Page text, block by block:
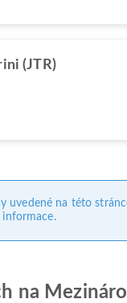
(JTR)
uvedené na této
informace.
na